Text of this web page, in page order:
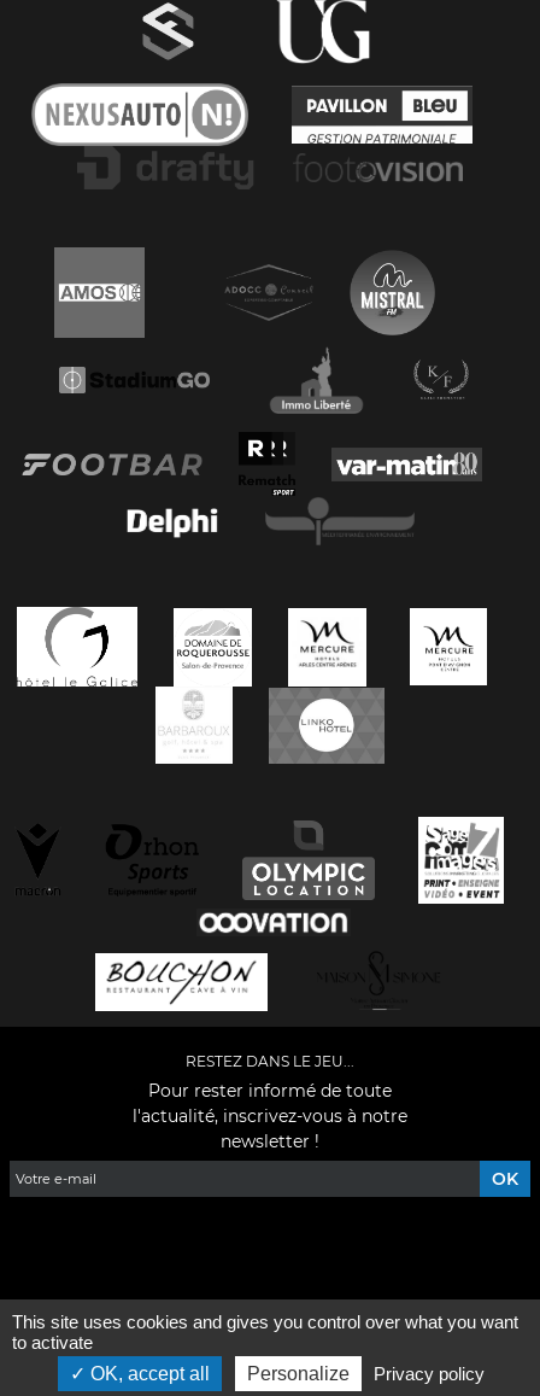
RESTEZ DANS LE JEU...
Pour rester informé de toute
l'actualité, inscrivez-vous à notre
newsletter !
©2026 - Tous droits réservés - Conception :epartenaire
This site uses cookies and gives you control over what you want
to activate
OK, accept all
Personalize Privacy policy